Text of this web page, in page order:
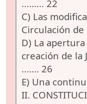
......... 22
C) Las
Circulación de
D) La
creación de la
....... 26
E) Una
II.